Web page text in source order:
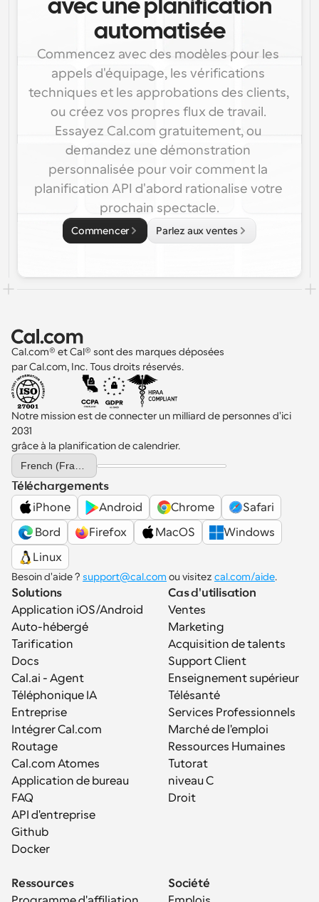
avec une planification
automatisée
Commencez avec des modèles pour les
appels d'équipage, les vérifications
techniques et les approbations des clients,
ou créez vos propres flux de travail.
Essayez Cal.com gratuitement, ou
demandez une démonstration
personnalisée pour voir comment la
planification API d'abord rationalise votre
prochain spectacle.
Commencer Parlez aux ventes
Cal.com® et Cal® sont des marques déposées
par Cal.com, Inc. Tous droits réservés.
Notre mission est de connecter un milliard de personnes d'ici
2031
grâce à la planification de calendrier.
Select Language
Téléchargements
iPhone
Android Chrome
Safari
Bord
Firefox MacOS
Windows
Linux
Besoin d'aide ? support@cal.com ou visitez cal.com/aide.
Solutions
Application iOS/Android
Auto-hébergé
Tarification
Docs
Cal.ai - Agent
Téléphonique IA
Entreprise
Intégrer Cal.com
Routage
Cal.com Atomes
Application de bureau
FAQ
API d'entreprise
Github
Docker
Cas d'utilisation
Ventes
Marketing
Acquisition de talents
Support Client
Enseignement supérieur
Télésanté
Services Professionnels
Marché de l'emploi
Ressources Humaines
Tutorat
niveau C
Droit
Ressources
Société